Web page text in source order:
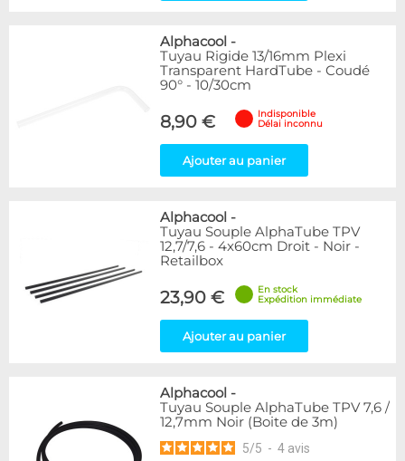
Alphacool -
Tuyau Rigide 13/16mm Plexi
Transparent HardTube - Coudé
90° - 10/30cm
8,90 €
Indisponible
Délai inconnu
Ajouter au panier
Alphacool -
Tuyau Souple AlphaTube TPV
12,7/7,6 - 4x60cm Droit - Noir -
Retailbox
23,90 €
En stock
Expédition immédiate
Ajouter au panier
Alphacool -
Tuyau Souple AlphaTube TPV 7,6 /
12,7mm Noir (Boite de 3m)
5/5 - 4 avis